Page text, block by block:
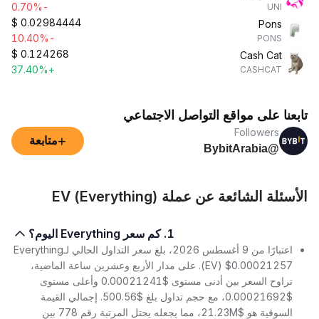
UNI
-0.70%
Pons
PONS
$ 0.02984444
-10.40%
Cash Cat
CASHCAT
$ 0.124268
+37.40%
تابعنا على مواقع التواصل الاجتماعي
Followers
@BybitArabia
+متابعة
الأسئلة الشائعة عن عملة EV (Everything)
1. كم سعر Everything اليوم؟
اعتبارًا من 9 أغسطس 2026، بلغ سعر التداول الحالي لـEverything
(EV) $0.00021257. على مدار الأربع وعشرين ساعة الماضية،
تراوح السعر بين أدنى مستوى $0.00021241 وأعلى مستوى
$0.00021692، مع حجم تداول بلغ $500.56. إجمالي القيمة
السوقية هو $21.23M، مما يجعله يحتل المرتبة رقم 778 بين